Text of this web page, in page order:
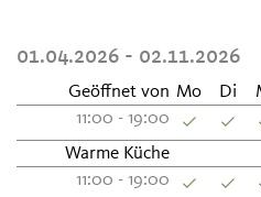
01.04.2026 - 02.11.2026
Geöffnet von Mo Di
11:00 - 19:00
Warme Küche
11:00 - 19:00